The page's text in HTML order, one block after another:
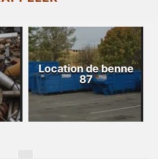
Location de benne
87